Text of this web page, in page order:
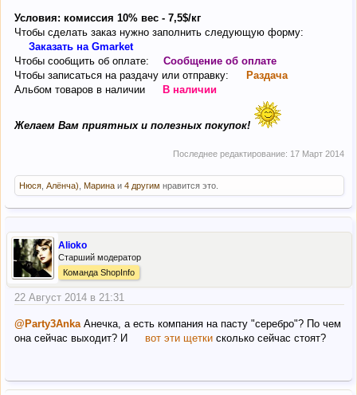
Условия: комиссия 10% вес - 7,5$/кг
Чтобы сделать заказ нужно заполнить следующую форму:
Заказать на Gmarket
Чтобы сообщить об оплате:
Сообщение об оплате
Чтобы записаться на раздачу или отправку:
Раздача
Альбом товаров в наличии
В наличии
Желаем Вам приятных и полезных покупок!
Последнее редактирование: 17 Март 2014
Нюся Алёнча) Марина и 4 другим нравится это.
Alioko
Старший модератор
Команда ShopInfo
22 Август 2014 в 21:31
@Party3Anka Анечка, а есть компания на пасту "серебро"? По чем
она сейчас выходит? И
вот эти щетки сколько сейчас стоят?